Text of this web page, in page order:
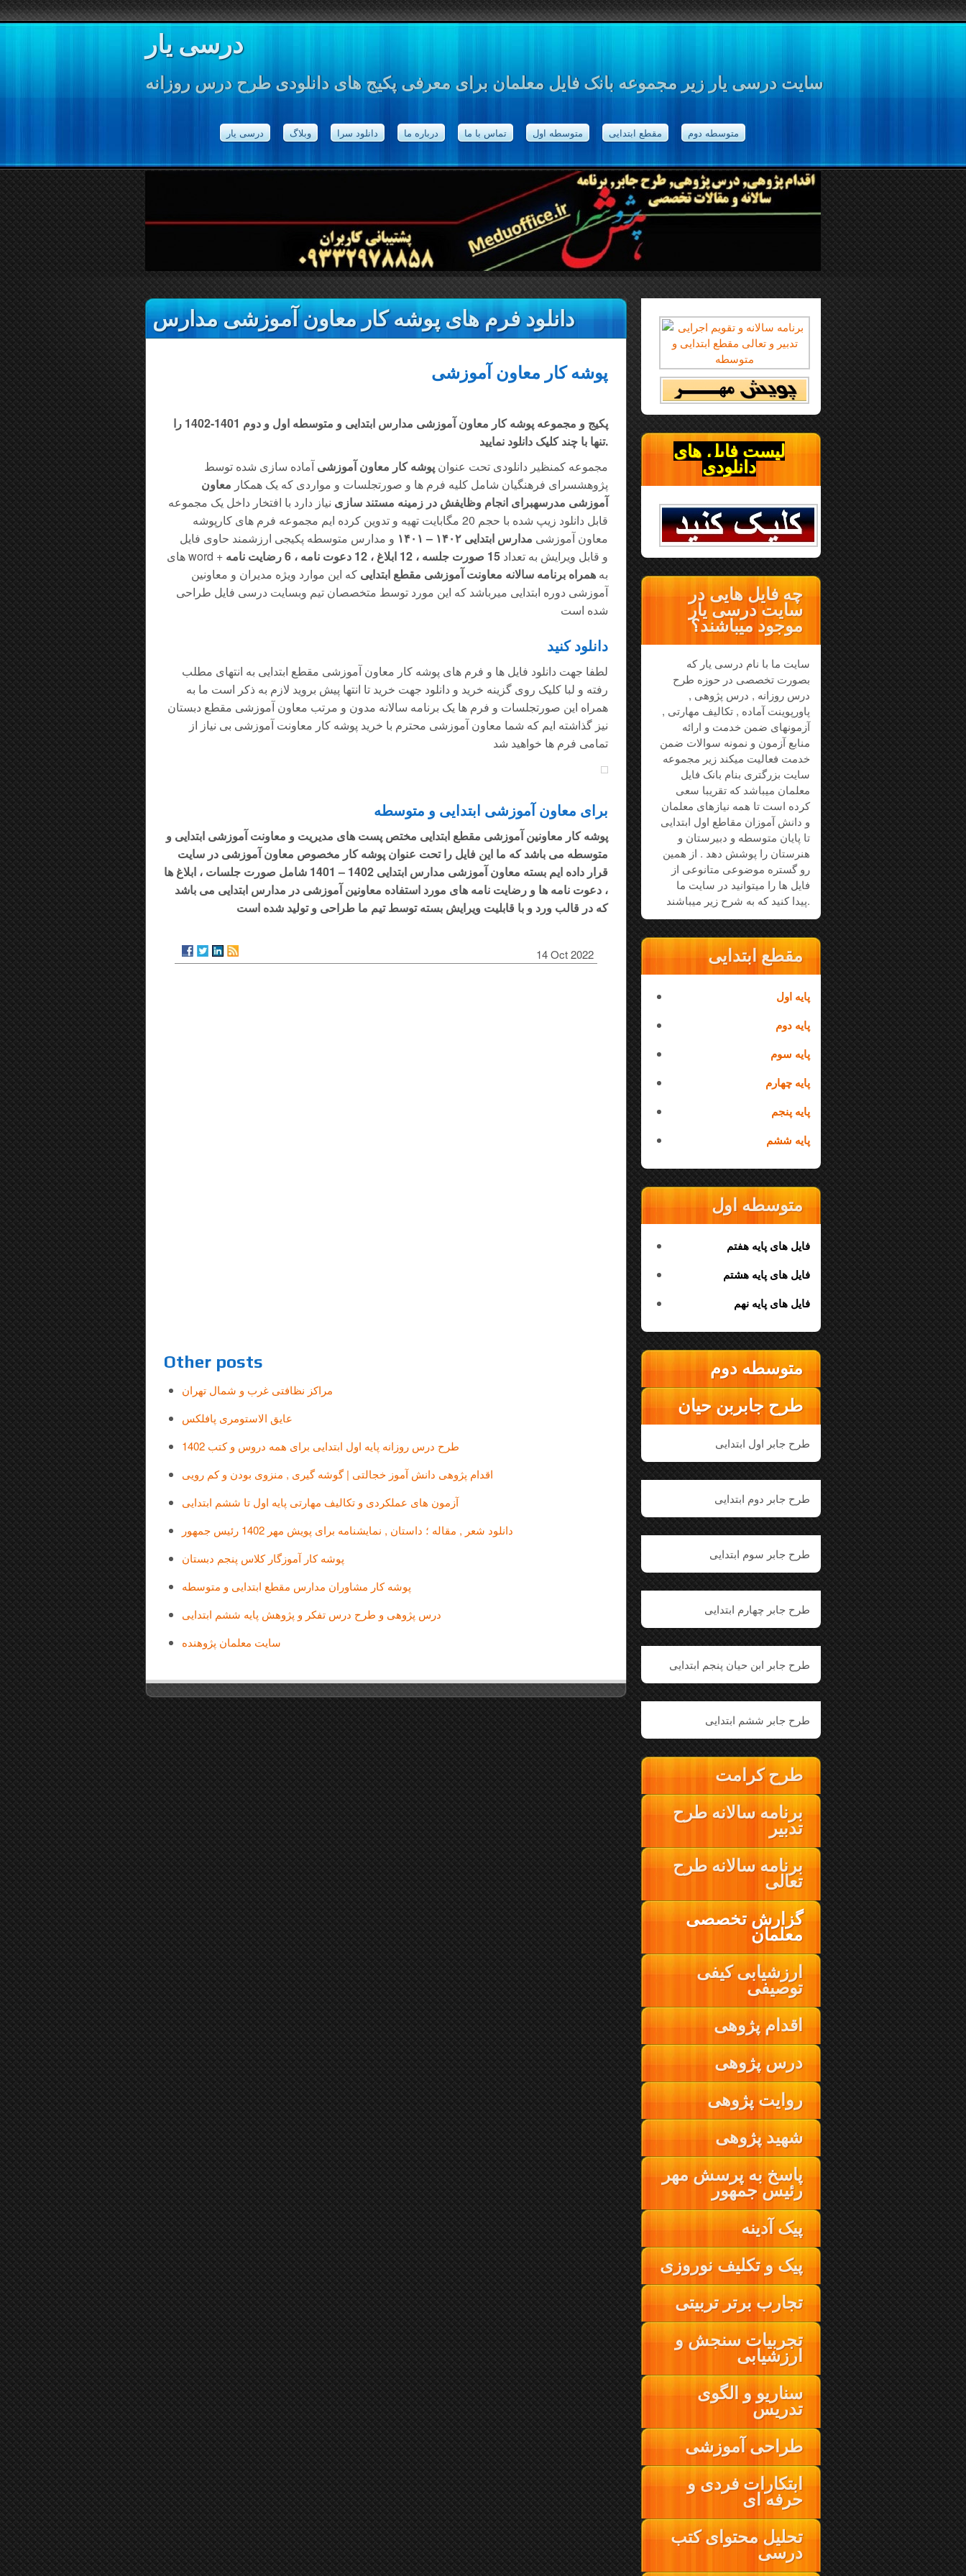
درسی یار
سایت درسی یار زیر مجموعه بانک فایل معلمان برای معرفی پکیج های دانلودی طرح درس روزانه
درسی یار وبلاگ دانلود سرا درباره ما تماس با ما متوسطه اول مقطع ابتدایی متوسطه دوم
دانلود فرم های پوشه کار معاون آموزشی مدارس
پوشه کار معاون آموزشی
پکیج و مجموعه پوشه کار معاون آموزشی مدارس ابتدایی و متوسطه اول و دوم 1401-
1402 را
تنها با چند کلیک دانلود نمایید.
مجموعه کمنظیر دانلودی تحت عنوان پوشه کار معاون آموزشیآماده سازی شده توسط
پژوهشسرای فرهنگیان شامل کلیه فرم ها و صورتجلسات و مواردی که یک همکار معاون
آموزشی مدرسهبرای انجام وظایفش در زمینه مستند سازی نیاز دارد با افتخار داخل یک مجموعه
قابل دانلود زیپ شده با حجم 20 مگابایت تهیه و تدوین کرده ایم مجموعه فرم های کارپوشه
معاون آموزشی مدارس ابتدایی ۱۴۰۲ – ۱۴۰۱
و مدارس متوسطه پکیجی ارزشمند حاوی فایل
های word و قابل ویرایش به تعداد 15 صورت جلسه ، 12 ابلاغ ، 12 دعوت نامه ، 6 رضایت نامه
+
به همراه برنامه سالانه معاونت آموزشی مقطع ابتدایی که این موارد ویژه مدیران و معاونین
آموزشی دوره ابتدایی میرباشد که این مورد توسط متخصصان تیم وبسایت درسی فایل طراحی
شده است
دانلود کنید
لطفا جهت دانلود فایل ها و فرم های پوشه کار معاون آموزشی مقطع ابتدایی به انتهای مطلب
رفته و لبا کلیک روی گزینه خرید و دانلود جهت خرید تا انتها پیش بروید لازم به ذکر است ما به
همراه این صورتجلسات و فرم ها یک برنامه سالانه مدون و مرتب معاون آموزشی مقطع دبستان
نیز گذاشته ایم که شما معاون آموزشی محترم با خرید پوشه کار معاونت آموزشی بی نیاز از
تمامی فرم ها خواهید شد
برای معاون آموزشی ابتدایی و متوسطه
پوشه کار معاونین آموزشی مقطع ابتدایی مختص پست های مدیریت و معاونت آموزشی ابتدایی و
متوسطه می باشد که ما این فایل را تحت عنوان پوشه کار مخصوص معاون آموزشی در سایت
قرار داده ایم بسته معاون آموزشی مدارس ابتدایی 1402 – 1401 شامل صورت جلسات ، ابلاغ ها
، دعوت نامه ها و رضایت نامه های مورد استفاده معاونین آموزشی در مدارس ابتدایی می باشد
که در قالب ورد و با قابلیت ویرایش بسته توسط تیم ما طراحی و تولید شده است
14 Oct 2022
Other posts
مراکز نظافتی غرب و شمال تهران
عایق الاستومری پافلکس
طرح درس روزانه پایه اول ابتدایی برای همه دروس و کتب 1402
اقدام پژوهی دانش آموز خجالتی | گوشه گیری , منزوی بودن و کم رویی
آزمون های عملکردی و تکالیف مهارتی پایه اول تا ششم ابتدایی
دانلود شعر , مقاله ؛ داستان , نمایشنامه برای پویش مهر 1402 رئیس جمهور
پوشه کار آموزگار کلاس پنجم دبستان
پوشه کار مشاوران مدارس مقطع ابتدایی و متوسطه
درس پژوهی و طرح درس تفکر و پژوهش پایه ششم ابتدایی
سایت معلمان پژوهنده
لیست فایل های
دانلودی
چه فایل هایی در
سایت درسی یار
موجود میباشند؟
سایت ما با نام درسی یار که
بصورت تخصصی در حوزه طرح
درس روزانه , درس پژوهی ,
پاورپوینت آماده , تکالیف مهارتی ,
آزمونهای ضمن خدمت و ارائه
منابع آزمون و نمونه سوالات ضمن
خدمت فعالیت میکند زیر مجموعه
سایت بزرگتری بنام بانک فایل
معلمان میباشد که تقریبا سعی
کرده است تا همه نیازهای معلمان
و دانش آموزان مقاطع اول ابتدایی
تا پایان متوسطه و دبیرستان و
هنرستان را پوشش دهد . از همین
رو گستره موضوعی متانوعی از
فایل ها را میتوانید در سایت ما
پیدا کنید که به شرح زیر میباشند.
مقطع ابتدایی
پایه اول
پایه دوم
پایه سوم
پایه چهارم
پایه پنجم
پایه ششم
متوسطه اول
فایل های پایه هفتم
فایل های پایه هشتم
فایل های پایه نهم
متوسطه دوم
طرح جابربن حیان
طرح جابر اول ابتدایی
طرح جابر دوم ابتدایی
طرح جابر سوم ابتدایی
طرح جابر چهارم ابتدایی
طرح جابر ابن حیان پنجم ابتدایی
طرح جابر ششم ابتدایی
طرح کرامت
برنامه سالانه طرح
تدبیر
برنامه سالانه طرح
تعالی
گزارش تخصصی
معلمان
ارزشیابی کیفی
توصیفی
اقدام پژوهی
درس پژوهی
روایت پژوهی
شهید پژوهی
پاسخ به پرسش مهر
رئیس جمهور
پیک آدینه
پیک و تکلیف نوروزی
تجارب برتر تربیتی
تجربیات سنجش و
ارزشیابی
سناریو و الگوی
تدریس
طراحی آموزشی
ابتکارات فردی و
حرفه ای
تحلیل محتوای کتب
درسی